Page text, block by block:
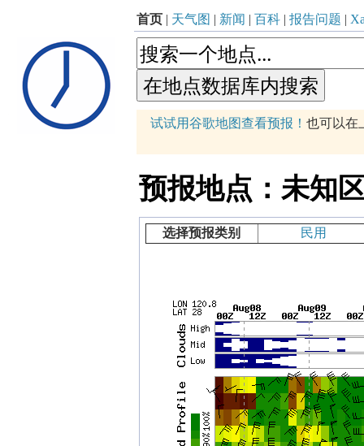
首页 | 天气图 | 新闻 | 百科 | 报告问题 |
试试用谷歌地图查看预报！ 也可以在
预报地点：未知
选择预报类别 民用